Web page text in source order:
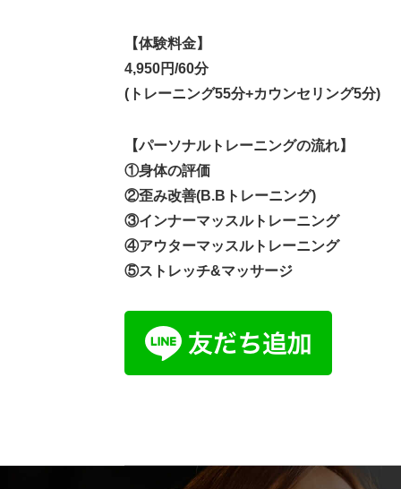
【体験料金】
4,950円/60分
(トレーニング55分+カウンセリング5分)
【パーソナルトレーニングの流れ】
①身体の評価
②歪み改善(B.Bトレーニング)
③インナーマッスルトレーニング
④アウターマッスルトレーニング
⑤ストレッチ&マッサージ